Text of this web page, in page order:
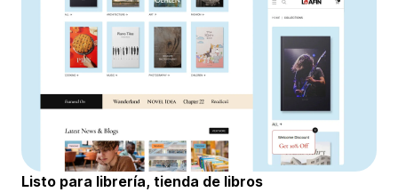
Listo para librería, tienda de libros